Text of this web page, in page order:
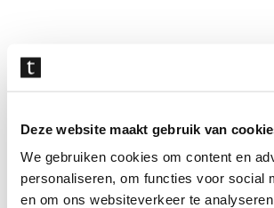
Deze website maakt gebruik van
We gebruiken cookies om content en
personaliseren, om functies voor social
en om ons websiteverkeer te
overslaan